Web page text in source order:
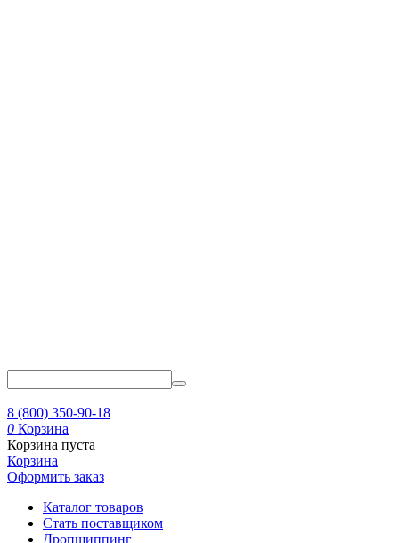
8 (800) 350-90-18
0 Корзина
Корзина пуста
Корзина
Оформить заказ
Каталог товаров
Стать поставщиком
Дропшиппинг